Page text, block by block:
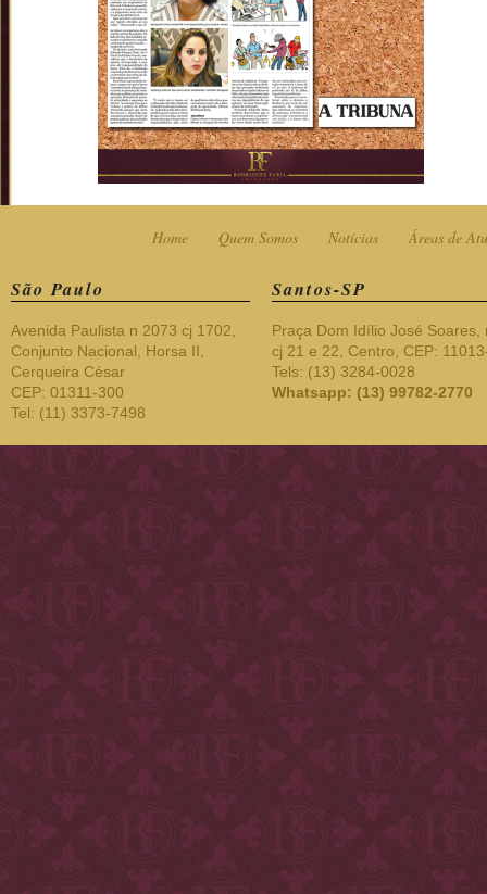
Home Quem Somos Notícias Áreas de
São Paulo
Avenida Paulista n 2073 cj 1702,
Conjunto Nacional, Horsa II,
Cerqueira César
CEP: 01311-300
Tel: (11) 3373-7498
Santos-SP
Praça Dom Idílio José Soares,
cj 21 e 22, Centro, CEP:
Tels: (13) 3284-0028
Whatsapp: (13) 99782-2770